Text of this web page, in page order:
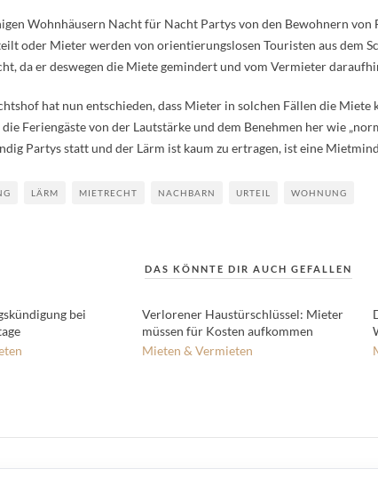
Wohnhäusern Nacht für Nacht Partys von den Bewohnern
oder Mieter werden von orientierungslosen Touristen aus dem
da er deswegen die Miete gemindert und vom Vermieter
hat nun entschieden, dass Mieter in solchen Fällen die
Feriengäste von der Lautstärke und dem Benehmen her wie
Partys statt und der Lärm ist kaum zu ertragen, ist eine
LÄRM MIETRECHT NACHBARN URTEIL WOHNUNG
DAS KÖNNTE DIR AUCH GEFALLEN
bei
Verlorener Haustürschlüssel: Mieter
müssen für Kosten aufkommen
Mieten & Vermieten